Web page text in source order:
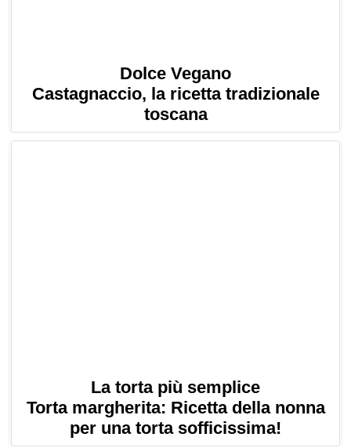
Dolce Vegano
Castagnaccio, la ricetta tradizionale
toscana
La torta più semplice
Torta margherita: Ricetta della nonna
per una torta sofficissima!